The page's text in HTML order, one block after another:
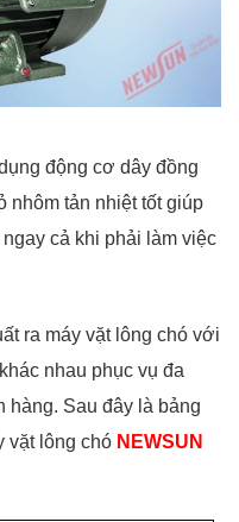
động cơ dây đồng
nhôm tản nhiệt tốt giúp
cả khi phải làm việc
ra máy vặt lông chó với
nhau phục vụ đa
hàng. Sau đây là bảng
vặt lông chó NEWSUN